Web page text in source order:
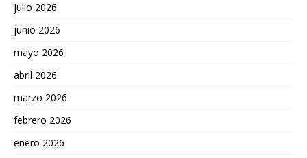
julio 2026
junio 2026
mayo 2026
abril 2026
marzo 2026
febrero 2026
enero 2026